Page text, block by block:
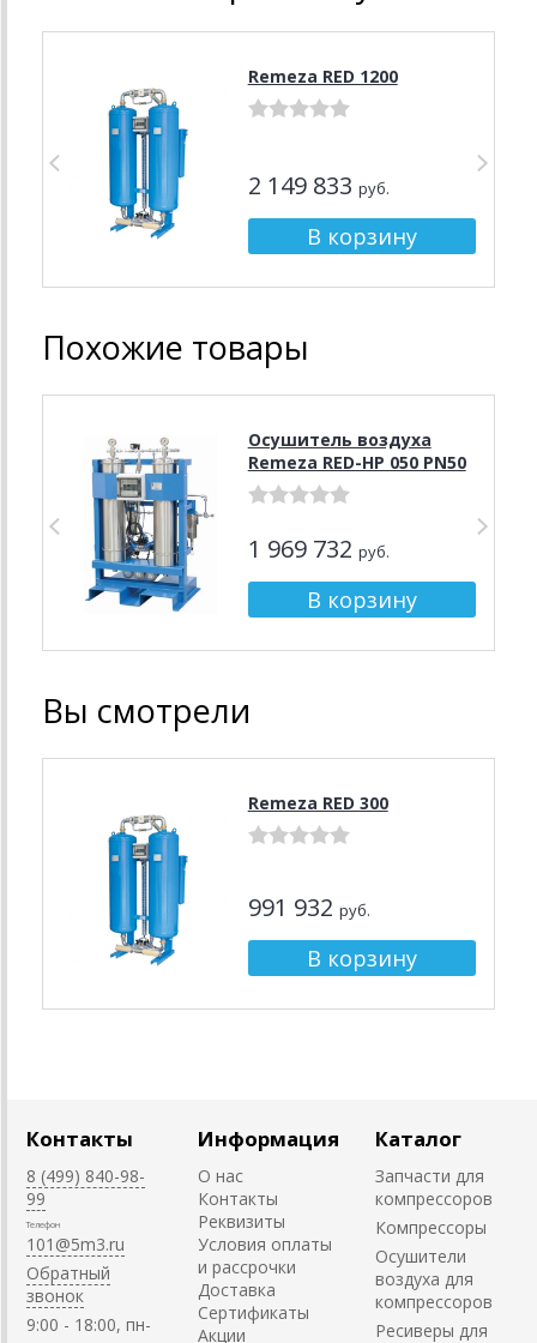
Remeza RED 1200
2 149 833 руб.
Похожие товары
Осушитель воздуха
Remeza RED-HP 050 PN50
1 969 732 руб.
Вы смотрели
Remeza RED 300
991 932 руб.
Контакты
8 (499) 840-98-
99
Телефон
101@5m3.ru
Обратный
звонок
9:00 - 18:00, пн-
Информация
О нас
Контакты
Реквизиты
Условия оплаты
и рассрочки
Доставка
Сертификаты
Акции
Каталог
Запчасти для
компрессоров
Компрессоры
Осушители
воздуха для
компрессоров
Ресиверы для